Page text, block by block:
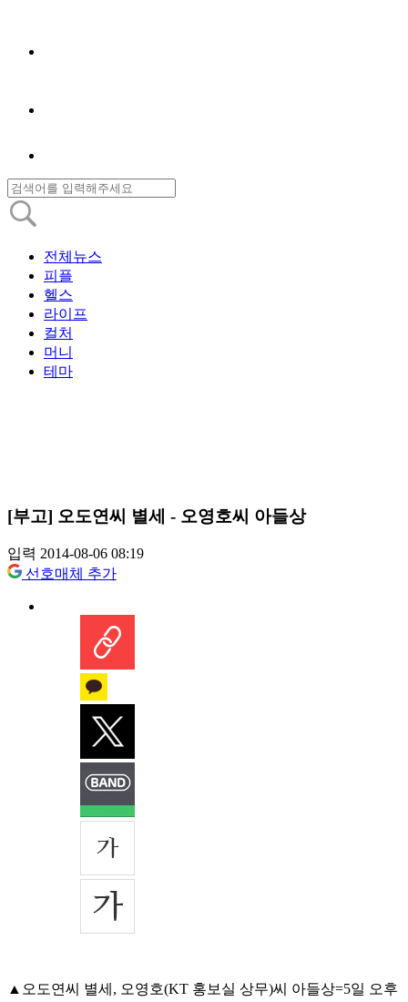
전체뉴스
피플
헬스
라이프
컬처
머니
테마
[부고] 오도연씨 별세 - 오영호씨 아들상
입력 2014-08-06 08:19
선호매체 추가
▲오도연씨 별세, 오영호(KT 홍보실 상무)씨 아들상=5일 오후